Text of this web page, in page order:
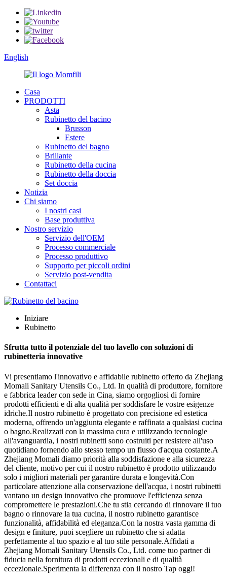
English
Casa
PRODOTTI
Asta
Rubinetto del bacino
Brusson
Estere
Rubinetto del bagno
Brillante
Rubinetto della cucina
Rubinetto della doccia
Set doccia
Notizia
Chi siamo
I nostri casi
Base produttiva
Nostro servizio
Servizio dell'OEM
Processo commerciale
Processo produttivo
Supporto per piccoli ordini
Servizio post-vendita
Contattaci
Iniziare
Rubinetto
Sfrutta tutto il potenziale del tuo lavello con soluzioni di
rubinetteria innovative
Vi presentiamo l'innovativo e affidabile rubinetto offerto da Zhejiang
Momali Sanitary Utensils Co., Ltd. In qualità di produttore, fornitore
e fabbrica leader con sede in Cina, siamo orgogliosi di fornire
prodotti efficienti e di alta qualità per soddisfare le vostre esigenze
idriche.Il nostro rubinetto è progettato con precisione ed estetica
moderna, offrendo un'aggiunta elegante e raffinata a qualsiasi cucina
o bagno.Realizzati con la massima cura e utilizzando tecnologie
all'avanguardia, i nostri rubinetti sono costruiti per resistere all'uso
quotidiano fornendo allo stesso tempo un flusso d'acqua costante.A
Zhejiang Momali diamo priorità alla soddisfazione e alla sicurezza
del cliente, motivo per cui il nostro rubinetto è prodotto utilizzando
solo i migliori materiali per garantire durata e longevità.Con
particolare attenzione alla conservazione dell'acqua, i nostri rubinetti
vantano un design innovativo che promuove l'efficienza senza
compromettere le prestazioni.Che tu stia cercando di rinnovare il tuo
bagno o rinnovare la tua cucina, il nostro rubinetto garantisce
funzionalità, affidabilità ed eleganza.Con la nostra vasta gamma di
design e finiture, puoi scegliere un rubinetto che si adatta
perfettamente al tuo spazio e al tuo stile personale.Affidati a
Zhejiang Momali Sanitary Utensils Co., Ltd. come tuo partner di
fiducia nella fornitura di prodotti eccezionali e di qualità
eccezionale.Sperimenta la differenza con il nostro Tap oggi!